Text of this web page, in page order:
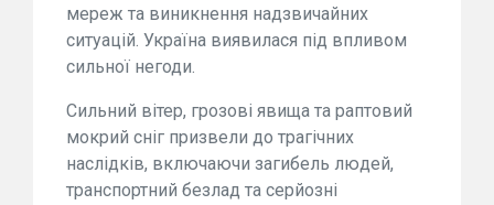
мереж та виникнення надзвичайних
ситуацій. Україна виявилася під впливом
сильної негоди.
Сильний вітер, грозові явища та раптовий
мокрий сніг призвели до трагічних
наслідків, включаючи загибель людей,
транспортний безлад та серйозні